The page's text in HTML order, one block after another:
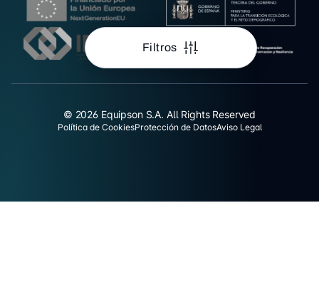
Filtros
© 2026 Equipson S.A. All Rights Reserved
Política de CookiesProtección de DatosAviso Legal